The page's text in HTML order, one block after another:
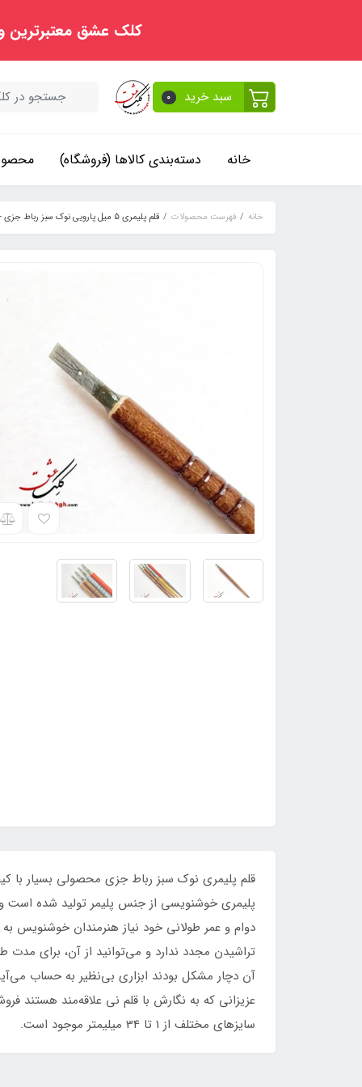
کلک عشق معتبرترین
سبد خرید 0
خانه دسته‌بندی کالاها (فروشگاه)
خانه فهرست محصولات قلم پلیمری 5 میل پارویی نوک سبز رباط جزی - دسته رنگ چوب
قلم پلیمری نوک سبز رباط جزی محصولی بسیار
پلیمری خوشنویسی از جنس پلیمر تولید شده است
دوام و عمر طولانی خود نیاز هنرمندان خوشنویس
تراشیدن مجدد ندارد و می‌توانید از آن، برای مدت
آن دچار مشکل بودند ابزاری بی‌نظیر به حساب
عزیزانی که به نگارش با قلم نی علاقه‌مند هستند
سایز‌های مختلف از 1 تا 34 میلیمتر موجود است.